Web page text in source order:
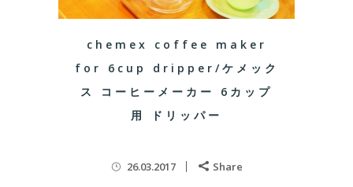
chemex coffee maker
for 6cup dripper/ケメック
ス コーヒーメーカー 6カップ
用 ドリッパー
26.03.2017 Share